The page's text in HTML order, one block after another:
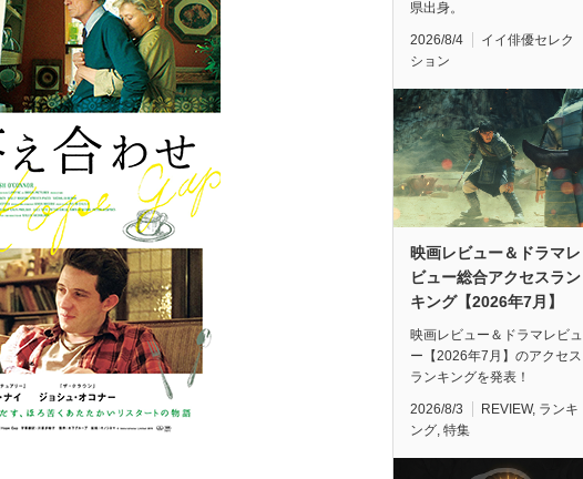
県出身。
2026/8/4
イイ俳優セレク
ション
映画レビュー＆ドラマレ
ビュー総合アクセスラン
キング【2026年7月】
映画レビュー＆ドラマレビュ
ー【2026年7月】のアクセス
ランキングを発表！
2026/8/3 REVIEW, ランキ
ング, 特集